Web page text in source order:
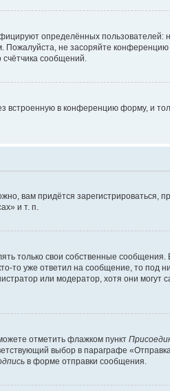
определённых
не засоряйте
сообщений.
встроенную в конференцию форму, и
вам придётся зарегистрироваться,
и т. п.
только свои собственные
то уже ответил на сообщение, то под
или модератор, хотя они
отметить флажком пункт
выбор в параграфе
в форме отправки сообщения.